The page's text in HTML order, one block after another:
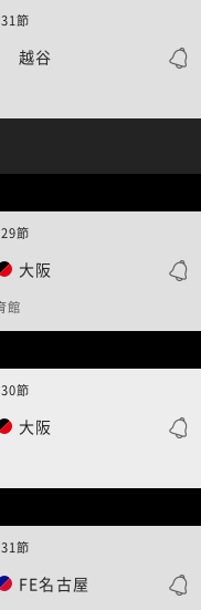
越谷
節
大阪
節
館
大阪
節
FE名古屋
節